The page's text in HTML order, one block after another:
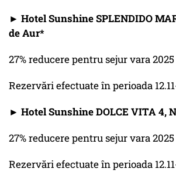
► Hotel Sunshine SPLENDIDO
de Aur*
27% reducere pentru sejur vara 2025
Rezervări efectuate în perioada
► Hotel Sunshine DOLCE VITA 4,
27% reducere pentru sejur vara 2025
Rezervări efectuate în perioada